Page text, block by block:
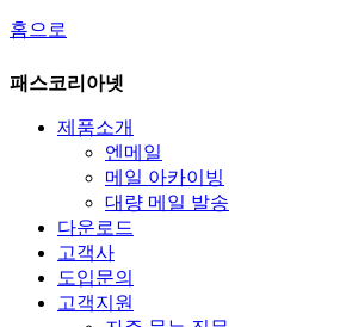
홈으로
패스코리아넷
제품소개
엔메일
메일 아카이빙
대량 메일 발송
다운로드
고객사
도입문의
고객지원